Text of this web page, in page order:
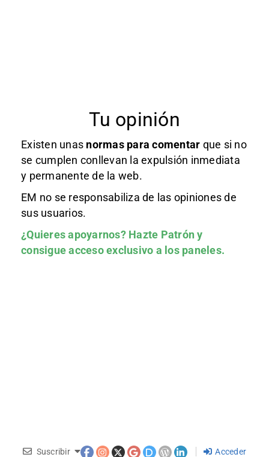
Tu opinión
Existen unas normas para comentar que si no
se cumplen conllevan la expulsión inmediata
y permanente de la web.
EM no se responsabiliza de las opiniones de
sus usuarios.
¿Quieres apoyarnos? Hazte Patróny
consigue acceso exclusivo a los paneles.
Suscribir Acceder